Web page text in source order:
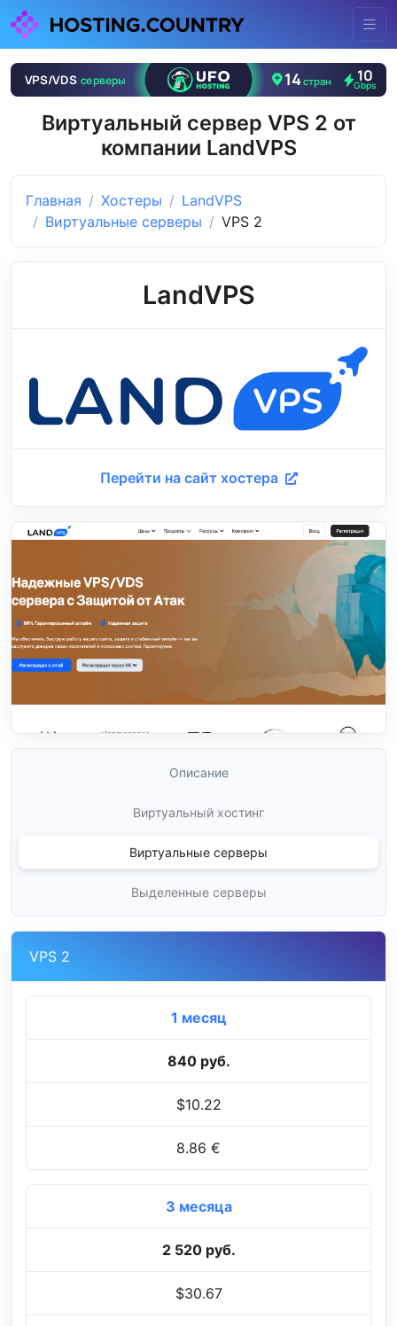
Виртуальный сервер VPS 2 от
компании LandVPS
Главная Хостеры
LandVPS
Виртуальные серверы
VPS 2
LandVPS
Перейти на сайт хостера
Описание
Виртуальный хостинг
Виртуальные серверы
Выделенные серверы
VPS 2
1 месяц
840 руб.
$10.22
8.86 €
3 месяца
2 520 руб.
$30.67